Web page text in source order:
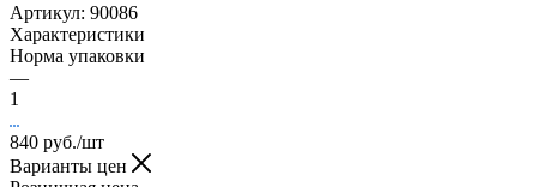
Артикул: 90086
Характеристики
Норма упаковки
—
1
840 руб./шт
Варианты цен